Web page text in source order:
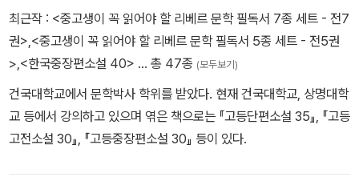
담았다.
최근작 : <중고생이 꼭 읽어야 할 리베르 문학 필독서 7종 세트 - 전7
권>,<중고생이 꼭 읽어야 할 리베르 문학 필독서 5종 세트 - 전5권
>,<한국중장편소설 40> … 총 47종 (모두보기)
건국대학교에서 문학박사 학위를 받았다. 현재 건국대학교, 상명대학
교 등에서 강의하고 있으며 엮은 책으로는 『고등단편소설 35』, 『고등
고전소설 30』, 『고등중장편소설 30』 등이 있다.